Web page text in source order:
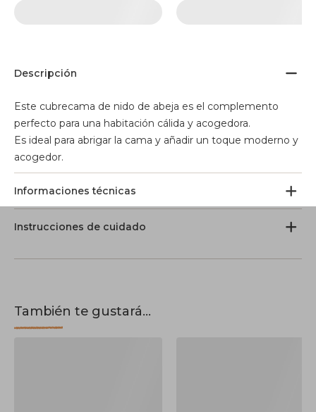
Descripción
Este cubrecama de nido de abeja es el complemento
perfecto para una habitación cálida y acogedora.
Es ideal para abrigar la cama y añadir un toque moderno y
acogedor.
Informaciones técnicas
Instrucciones de cuidado
También te gustará...